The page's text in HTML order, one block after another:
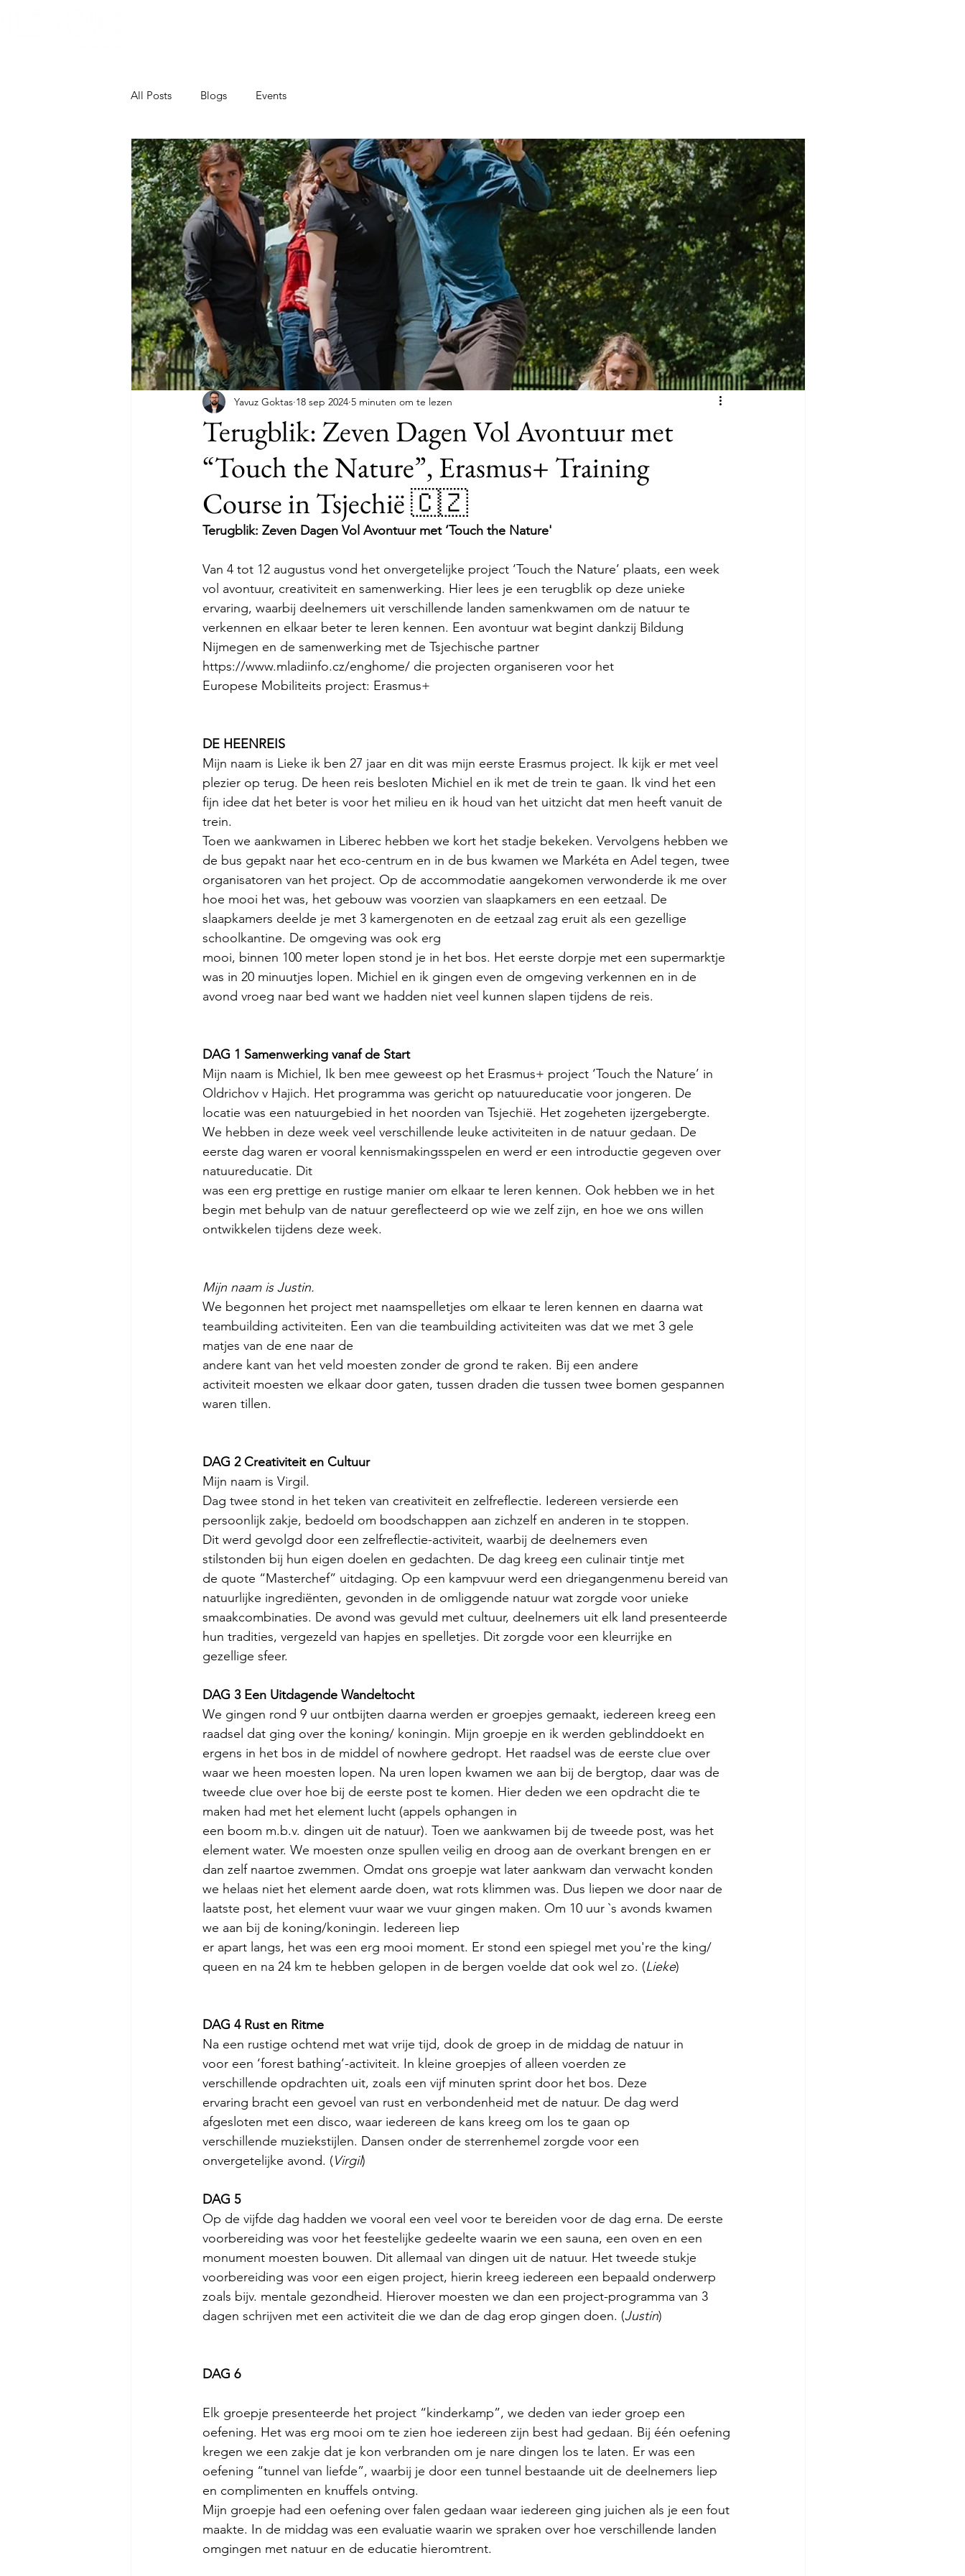
All Posts Blogs Events
Terugblik: Zeven Dagen Vol Avontuur met
“Touch the Nature”, Erasmus+ Training
Course in Tsjechië 🇨🇿
Yavuz Goktas 18 sep 2024 5 minuten om te lezen
Terugblik: Zeven Dagen Vol Avontuur met ‘Touch the Nature'
Van 4 tot 12 augustus vond het onvergetelijke project ‘Touch the Nature’ plaats, een week
vol avontuur, creativiteit en samenwerking. Hier lees je een terugblik op deze unieke
ervaring, waarbij deelnemers uit verschillende landen samenkwamen om de natuur te
verkennen en elkaar beter te leren kennen. Een avontuur wat begint dankzij Bildung
Nijmegen en de samenwerking met de Tsjechische partner
https://www.mladiinfo.cz/enghome/ die projecten organiseren voor het
Europese Mobiliteits project: Erasmus+
DE HEENREIS
Mijn naam is Lieke ik ben 27 jaar en dit was mijn eerste Erasmus project. Ik kijk er met veel
plezier op terug. De heen reis besloten Michiel en ik met de trein te gaan. Ik vind het een
fijn idee dat het beter is voor het milieu en ik houd van het uitzicht dat men heeft vanuit de
trein.
Toen we aankwamen in Liberec hebben we kort het stadje bekeken. Vervolgens hebben we
de bus gepakt naar het eco-centrum en in de bus kwamen we Markéta en Adel tegen, twee
organisatoren van het project. Op de accommodatie aangekomen verwonderde ik me over
hoe mooi het was, het gebouw was voorzien van slaapkamers en een eetzaal. De
slaapkamers deelde je met 3 kamergenoten en de eetzaal zag eruit als een gezellige
schoolkantine. De omgeving was ook erg
mooi, binnen 100 meter lopen stond je in het bos. Het eerste dorpje met een supermarktje
was in 20 minuutjes lopen. Michiel en ik gingen even de omgeving verkennen en in de
avond vroeg naar bed want we hadden niet veel kunnen slapen tijdens de reis.
DAG 1 Samenwerking vanaf de Start
Mijn naam is Michiel, Ik ben mee geweest op het Erasmus+ project ‘Touch the Nature’ in
Oldrichov v Hajich. Het programma was gericht op natuureducatie voor jongeren. De
locatie was een natuurgebied in het noorden van Tsjechië. Het zogeheten ijzergebergte.
We hebben in deze week veel verschillende leuke activiteiten in de natuur gedaan. De
eerste dag waren er vooral kennismakingsspelen en werd er een introductie gegeven over
natuureducatie. Dit
was een erg prettige en rustige manier om elkaar te leren kennen. Ook hebben we in het
begin met behulp van de natuur gereflecteerd op wie we zelf zijn, en hoe we ons willen
ontwikkelen tijdens deze week.
Mijn naam is Justin.
We begonnen het project met naamspelletjes om elkaar te leren kennen en daarna wat
teambuilding activiteiten. Een van die teambuilding activiteiten was dat we met 3 gele
matjes van de ene naar de
andere kant van het veld moesten zonder de grond te raken. Bij een andere
activiteit moesten we elkaar door gaten, tussen draden die tussen twee bomen gespannen
waren tillen.
DAG 2 Creativiteit en Cultuur
Mijn naam is Virgil.
Dag twee stond in het teken van creativiteit en zelfreflectie. Iedereen versierde een
persoonlijk zakje, bedoeld om boodschappen aan zichzelf en anderen in te stoppen.
Dit werd gevolgd door een zelfreflectie-activiteit, waarbij de deelnemers even
stilstonden bij hun eigen doelen en gedachten. De dag kreeg een culinair tintje met
de quote “Masterchef” uitdaging. Op een kampvuur werd een driegangenmenu bereid van
natuurlijke ingrediënten, gevonden in de omliggende natuur wat zorgde voor unieke
smaakcombinaties. De avond was gevuld met cultuur, deelnemers uit elk land presenteerde
hun tradities, vergezeld van hapjes en spelletjes. Dit zorgde voor een kleurrijke en
gezellige sfeer.
DAG 3 Een Uitdagende Wandeltocht
We gingen rond 9 uur ontbijten daarna werden er groepjes gemaakt, iedereen kreeg een
raadsel dat ging over the koning/ koningin. Mijn groepje en ik werden geblinddoekt en
ergens in het bos in de middel of nowhere gedropt. Het raadsel was de eerste clue over
waar we heen moesten lopen. Na uren lopen kwamen we aan bij de bergtop, daar was de
tweede clue over hoe bij de eerste post te komen. Hier deden we een opdracht die te
maken had met het element lucht (appels ophangen in
een boom m.b.v. dingen uit de natuur). Toen we aankwamen bij de tweede post, was het
element water. We moesten onze spullen veilig en droog aan de overkant brengen en er
dan zelf naartoe zwemmen. Omdat ons groepje wat later aankwam dan verwacht konden
we helaas niet het element aarde doen, wat rots klimmen was. Dus liepen we door naar de
laatste post, het element vuur waar we vuur gingen maken. Om 10 uur `s avonds kwamen
we aan bij de koning/koningin. Iedereen liep
er apart langs, het was een erg mooi moment. Er stond een spiegel met you're the king/
queen en na 24 km te hebben gelopen in de bergen voelde dat ook wel zo. (Lieke)
DAG 4 Rust en Ritme
Na een rustige ochtend met wat vrije tijd, dook de groep in de middag de natuur in
voor een ‘forest bathing’-activiteit. In kleine groepjes of alleen voerden ze
verschillende opdrachten uit, zoals een vijf minuten sprint door het bos. Deze
ervaring bracht een gevoel van rust en verbondenheid met de natuur. De dag werd
afgesloten met een disco, waar iedereen de kans kreeg om los te gaan op
verschillende muziekstijlen. Dansen onder de sterrenhemel zorgde voor een
onvergetelijke avond. (Virgil)
DAG 5
Op de vijfde dag hadden we vooral een veel voor te bereiden voor de dag erna. De eerste
voorbereiding was voor het feestelijke gedeelte waarin we een sauna, een oven en een
monument moesten bouwen. Dit allemaal van dingen uit de natuur. Het tweede stukje
voorbereiding was voor een eigen project, hierin kreeg iedereen een bepaald onderwerp
zoals bijv. mentale gezondheid. Hierover moesten we dan een project-programma van 3
dagen schrijven met een activiteit die we dan de dag erop gingen doen. (Justin)
DAG 6
Elk groepje presenteerde het project “kinderkamp”, we deden van ieder groep een
oefening. Het was erg mooi om te zien hoe iedereen zijn best had gedaan. Bij één oefening
kregen we een zakje dat je kon verbranden om je nare dingen los te laten. Er was een
oefening “tunnel van liefde”, waarbij je door een tunnel bestaande uit de deelnemers liep
en complimenten en knuffels ontving.
Mijn groepje had een oefening over falen gedaan waar iedereen ging juichen als je een fout
maakte. In de middag was een evaluatie waarin we spraken over hoe verschillende landen
omgingen met natuur en de educatie hieromtrent.